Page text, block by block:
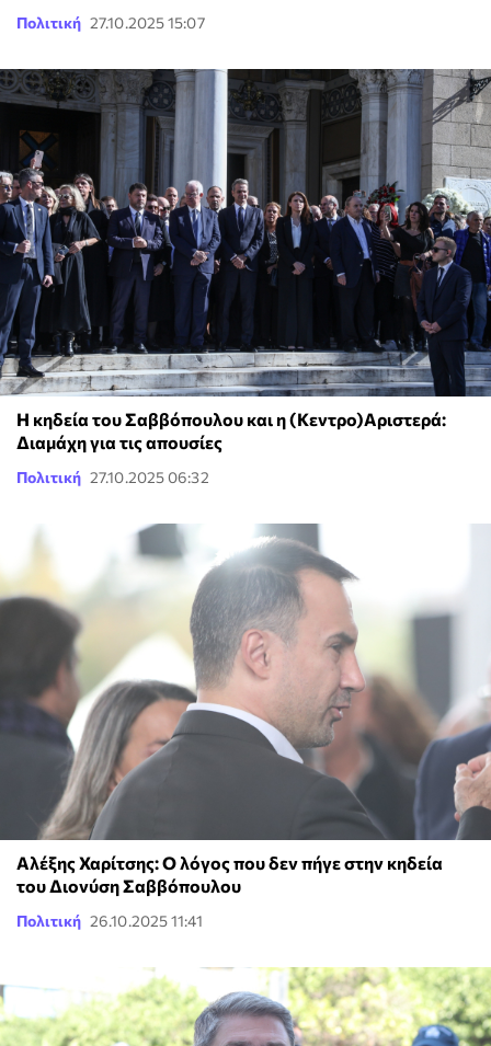
Πολιτική 27.10.2025 15:07
Η κηδεία του Σαββόπουλου και η (Κεντρο)Αριστερά:
Διαμάχη για τις απουσίες
Πολιτική 27.10.2025 06:32
Αλέξης Χαρίτσης: Ο λόγος που δεν πήγε στην κηδεία
του Διονύση Σαββόπουλου
Πολιτική 26.10.2025 11:41